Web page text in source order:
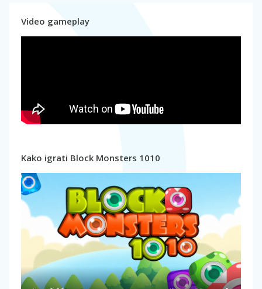
Video gameplay
Kako igrati Block Monsters 1010